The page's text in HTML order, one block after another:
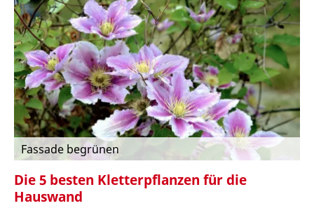
Fassade begrünen
Die 5 besten Kletterpflanzen für die
Hauswand